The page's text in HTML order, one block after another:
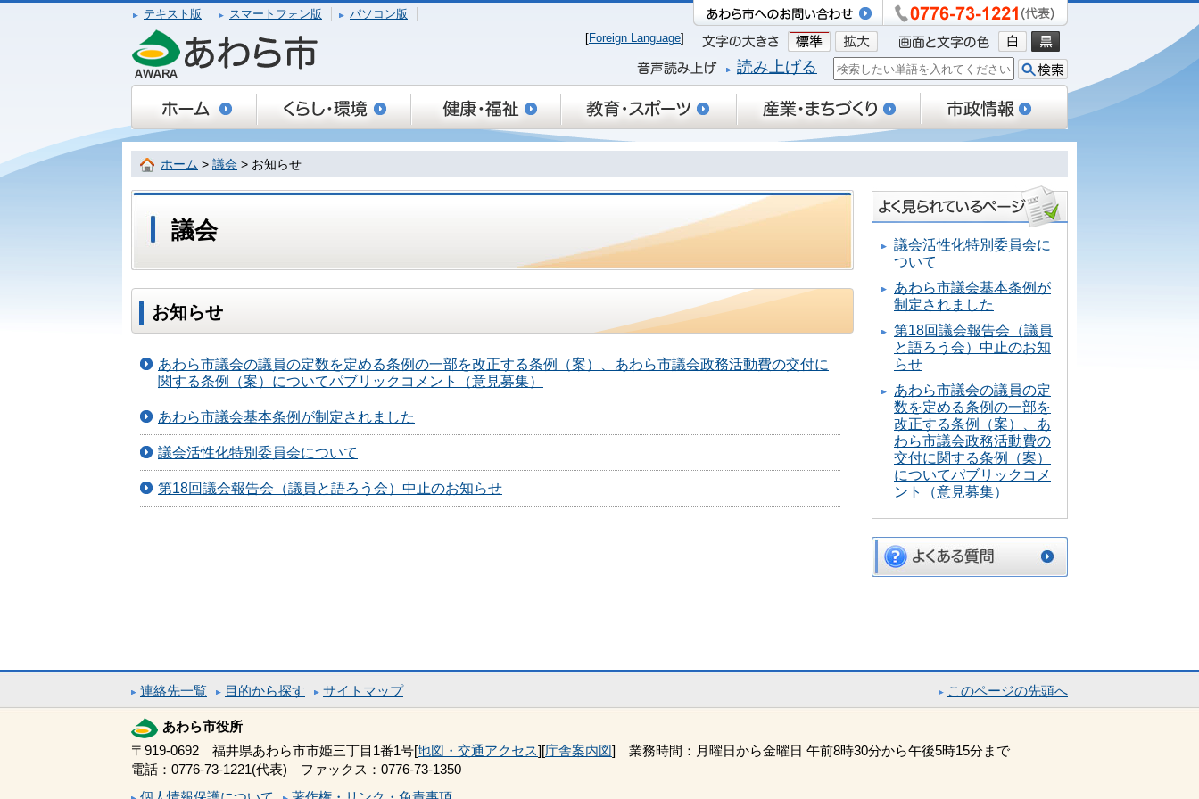
テキスト版 スマートフォン版
パソコン版
[Foreign Language]
読み上げる
ホーム > 議会 > お知らせ
議会
お知らせ
あわら市議会の議員の定数を定める条例の一部を改正する条例（案）、あわら市議会政務活動費の交付に
関する条例（案）についてパブリックコメント（意見募集）
あわら市議会基本条例が制定されました
議会活性化特別委員会について
第18回議会報告会（議員と語ろう会）中止のお知らせ
議会活性化特別委員会に
ついて
あわら市議会基本条例が
制定されました
第18回議会報告会（議員
と語ろう会）中止のお知
らせ
あわら市議会の議員の定
数を定める条例の一部を
改正する条例（案）、あ
わら市議会政務活動費の
交付に関する条例（案）
についてパブリックコメ
ント（意見募集）
連絡先一覧 目的から探す サイトマップ このページの先頭へ
あわら市役所
〒919-0692 福井県あわら市市姫三丁目1番1号[地図・交通アクセス][庁舎案内図] 業務時間：月曜日から金曜日 午前8時30分から午後5時15分まで
電話：0776-73-1221(代表) ファックス：0776-73-1350